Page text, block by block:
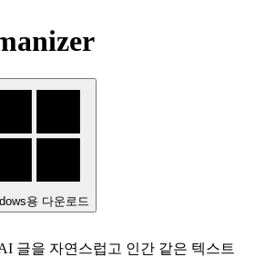
용 다운로드
글을 자연스럽고 인간 같은 텍스트